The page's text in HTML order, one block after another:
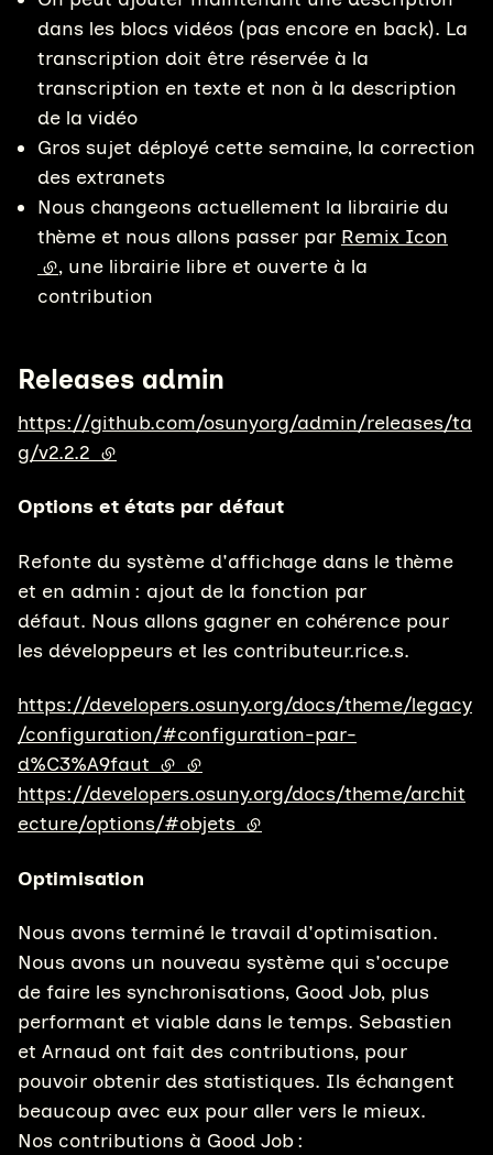
dans les blocs vidéos (pas encore en back). La
transcription doit être réservée à la
transcription en texte et non à la description
de la vidéo
Gros sujet déployé cette semaine, la correction
des extranets
Nous changeons actuellement la librairie du
thème et nous allons passer par Remix Icon
(lien externe)
, une librairie libre et ouverte à la
contribution
Releases admin
https://github.com/osunyorg/admin/releases/ta
g/v2.2.2 (lien externe)
Options et états par défaut
Refonte du système d'affichage dans le thème
et en admin : ajout de la fonction par
défaut. Nous allons gagner en cohérence pour
les développeurs et les contributeur.rice.s.
https://developers.osuny.org/docs/theme/legacy
/configuration/#configuration-par-
d%C3%A9faut (lien externe)
(lien externe)
https://developers.osuny.org/docs/theme/archit
ecture/options/#objets (lien externe)
Optimisation
Nous avons terminé le travail d'optimisation.
Nous avons un nouveau système qui s'occupe
de faire les synchronisations, Good Job, plus
performant et viable dans le temps. Sebastien
et Arnaud ont fait des contributions, pour
pouvoir obtenir des statistiques. Ils échangent
beaucoup avec eux pour aller vers le mieux.
Nos contributions à Good Job :